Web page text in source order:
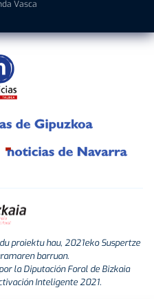
Vasca
proiektu hau, 2021eko Suspertze
barruan.
la Diputación Foral de Bizkaia
Inteligente 2021.